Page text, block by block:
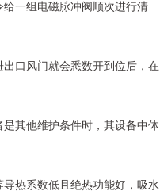
一组电磁脉冲阀顺次进行清
口风门就会悉数开到位后，在
其他维护条件时，其设备中体
热系数低且绝热功能好，吸水